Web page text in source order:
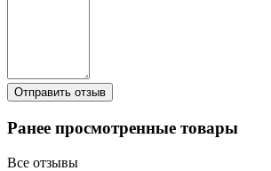
Ранее просмотренные товары
Все отзывы